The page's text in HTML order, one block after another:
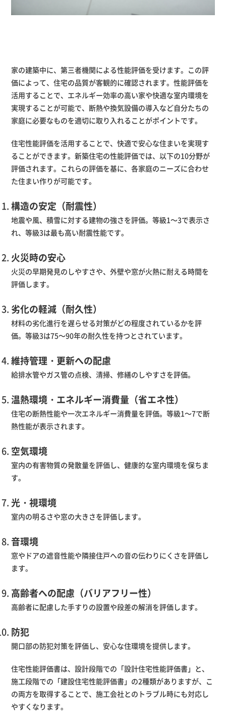
家の建築中に、第三者機関による性能評価を受けます。この評
価によって、住宅の品質が客観的に確認されます。性能評価を
活用することで、エネルギー効率の高い家や快適な室内環境を
実現することが可能で、断熱や換気設備の導入など自分たちの
家庭に必要なものを適切に取り入れることがポイントです。
住宅性能評価を活用することで、快適で安心な住まいを実現す
ることができます。新築住宅の性能評価では、以下の10分野が
評価されます。これらの評価を基に、各家庭のニーズに合わせ
た住まい作りが可能です。
構造の安定（耐震性）
地震や風、積雪に対する建物の強さを評価。等級1～3で表示さ
れ、等級3は最も高い耐震性能です。
火災時の安心
火災の早期発見のしやすさや、外壁や窓が火熱に耐える時間を
評価します。
劣化の軽減（耐久性）
材料の劣化進行を遅らせる対策がどの程度されているかを評
価。等級3は75～90年の耐久性を持つとされています。
維持管理・更新への配慮
給排水管やガス管の点検、清掃、修繕のしやすさを評価。
温熱環境・エネルギー消費量（省エネ性）
住宅の断熱性能や一次エネルギー消費量を評価。等級1～7で断
熱性能が表示されます。
空気環境
室内の有害物質の発散量を評価し、健康的な室内環境を保ちま
す。
光・視環境
室内の明るさや窓の大きさを評価します。
音環境
窓やドアの遮音性能や隣接住戸への音の伝わりにくさを評価し
ます。
高齢者への配慮（バリアフリー性）
高齢者に配慮した手すりの設置や段差の解消を評価します。
防犯
開口部の防犯対策を評価し、安心な住環境を提供します。
住宅性能評価書は、設計段階での「設計住宅性能評価書」と、
施工段階での「建設住宅性能評価書」の2種類がありますが、こ
の両方を取得することで、施工会社とのトラブル時にも対応し
やすくなります。